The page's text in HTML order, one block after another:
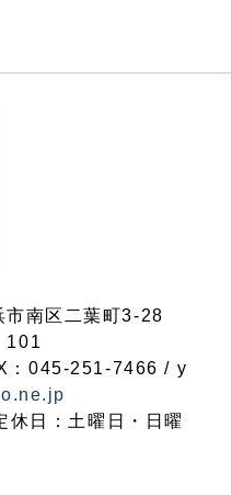
南区二葉町3-28
101
：045-251-7466 / y
日：土曜日・日曜